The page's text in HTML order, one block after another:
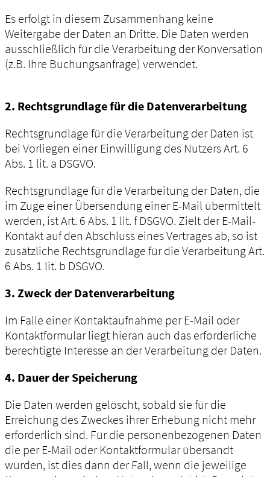
Es erfolgt in diesem Zusammenhang keine
Weitergabe der Daten an Dritte. Die Daten werden
ausschließlich für die Verarbeitung der Konversation
(z.B. Ihre Buchungsanfrage) verwendet.
2. Rechtsgrundlage für die Datenverarbeitung
Rechtsgrundlage für die Verarbeitung der Daten ist
bei Vorliegen einer Einwilligung des Nutzers Art. 6
Abs. 1 lit. a DSGVO.
Rechtsgrundlage für die Verarbeitung der Daten, die
im Zuge einer Übersendung einer E-Mail übermittelt
werden, ist Art. 6 Abs. 1 lit. f DSGVO. Zielt der E-Mail-
Kontakt auf den Abschluss eines Vertrages ab, so ist
zusätzliche Rechtsgrundlage für die Verarbeitung Art.
6 Abs. 1 lit. b DSGVO.
3. Zweck der Datenverarbeitung
Im Falle einer Kontaktaufnahme per E-Mail oder
Kontaktformular liegt hieran auch das erforderliche
berechtigte Interesse an der Verarbeitung der Daten.
4. Dauer der Speicherung
Die Daten werden gelöscht, sobald sie für die
Erreichung des Zweckes ihrer Erhebung nicht mehr
erforderlich sind. Für die personenbezogenen Daten
die per E-Mail oder Kontaktformular übersandt
wurden, ist dies dann der Fall, wenn die jeweilige